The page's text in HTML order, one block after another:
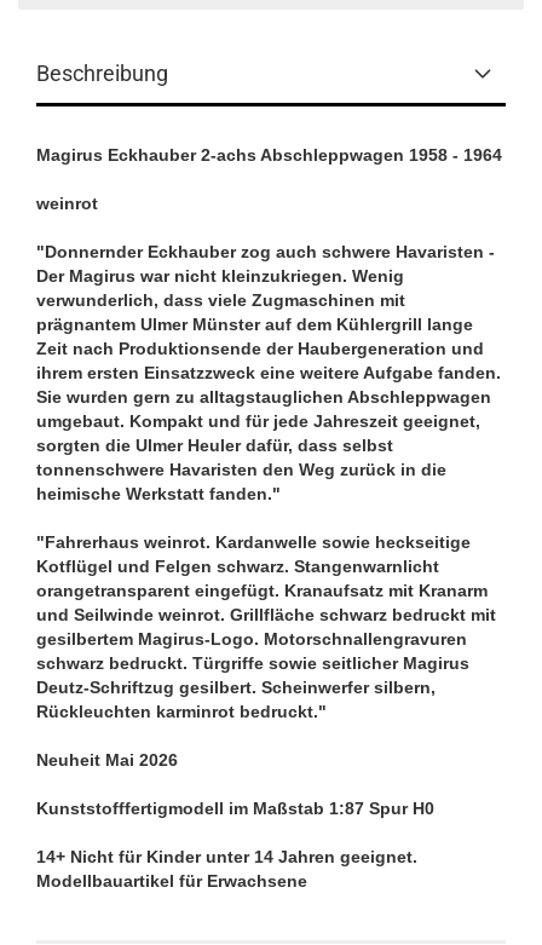
Beschreibung
Magirus Eckhauber 2-achs Abschleppwagen 1958 - 1964
weinrot
"Donnernder Eckhauber zog auch schwere Havaristen -
Der Magirus war nicht kleinzukriegen. Wenig
verwunderlich, dass viele Zugmaschinen mit
prägnantem Ulmer Münster auf dem Kühlergrill lange
Zeit nach Produktionsende der Haubergeneration und
ihrem ersten Einsatzzweck eine weitere Aufgabe fanden.
Sie wurden gern zu alltagstauglichen Abschleppwagen
umgebaut. Kompakt und für jede Jahreszeit geeignet,
sorgten die Ulmer Heuler dafür, dass selbst
tonnenschwere Havaristen den Weg zurück in die
heimische Werkstatt fanden."
"Fahrerhaus weinrot. Kardanwelle sowie heckseitige
Kotflügel und Felgen schwarz. Stangenwarnlicht
orangetransparent eingefügt. Kranaufsatz mit Kranarm
und Seilwinde weinrot. Grillfläche schwarz bedruckt mit
gesilbertem Magirus-Logo. Motorschnallengravuren
schwarz bedruckt. Türgriffe sowie seitlicher Magirus
Deutz-Schriftzug gesilbert. Scheinwerfer silbern,
Rückleuchten karminrot bedruckt."
Neuheit Mai 2026
Kunststofffertigmodell im Maßstab 1:87 Spur H0
14+ Nicht für Kinder unter 14 Jahren geeignet.
Modellbauartikel für Erwachsene